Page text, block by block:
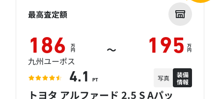
トヨタ アルファード 2.5 S Aパッ
最高査定額
186 万
円 ～ 195 万
円
九州ユーポス
4.1 PT 写真
装備
情報